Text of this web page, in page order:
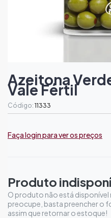
Azeitona
Vale Fértil
Código: 11333
Faça login para ver os preços
Produto
O produto não está disponível
preocupe, basta preencher o
assim que retornar o estoque!